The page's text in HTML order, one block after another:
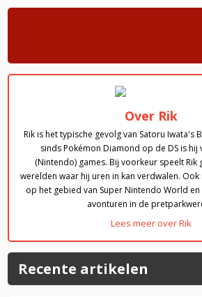
Over Rik
Rik is het typische gevolg van Satoru Iwata's
sinds Pokémon Diamond op de DS is hij
(Nintendo) games. Bij voorkeur speelt Rik
werelden waar hij uren in kan verdwalen. Ook
op het gebied van Super Nintendo World
avonturen in de
Lees meer over Rik
Recente artikelen